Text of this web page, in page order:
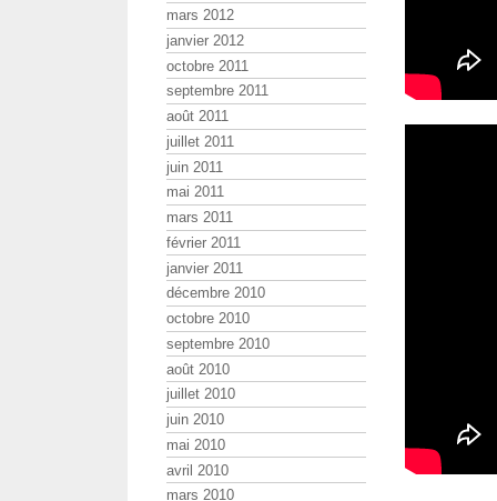
mars 2012
janvier 2012
octobre 2011
septembre 2011
août 2011
juillet 2011
juin 2011
mai 2011
mars 2011
février 2011
janvier 2011
décembre 2010
octobre 2010
septembre 2010
août 2010
juillet 2010
juin 2010
mai 2010
avril 2010
mars 2010